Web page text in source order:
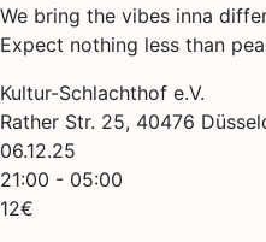
We bring the vibes inna
Expect nothing less than
Kultur-Schlachthof e.V.
Rather Str. 25, 40476
06.12.25
21:00 - 05:00
12€